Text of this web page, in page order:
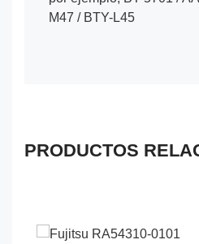
M47 / BTY-L45
PRODUCTOS